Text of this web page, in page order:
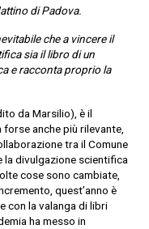
di Padova.
che a vincere il
sia il libro di un
e racconta proprio la
da Marsilio), è il
anche più rilevante,
tra il Comune
la divulgazione scientifica
cose sono cambiate,
quest’anno è
con la valanga di libri
ha messo in